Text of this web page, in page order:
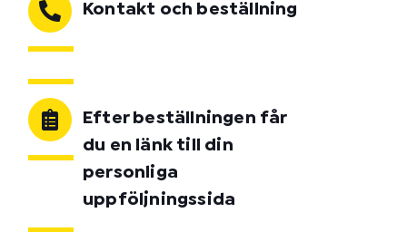
Kontakt och beställning
Efter beställningen får
du en länk till din
personliga
uppföljningssida